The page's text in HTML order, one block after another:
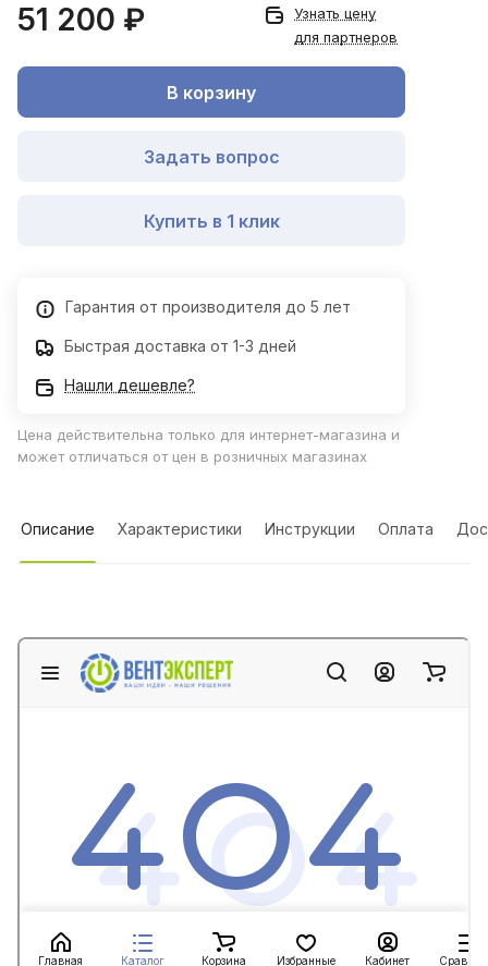
51 200 ₽
Узнать цену
для партнеров
В корзину
Задать вопрос
Купить в 1 клик
Гарантия от производителя до 5 лет
Быстрая доставка от 1-3 дней
Нашли дешевле?
Цена действительна только для интернет-магазина и
может отличаться от цен в розничных магазинах
Описание Характеристики Инструкции Оплата